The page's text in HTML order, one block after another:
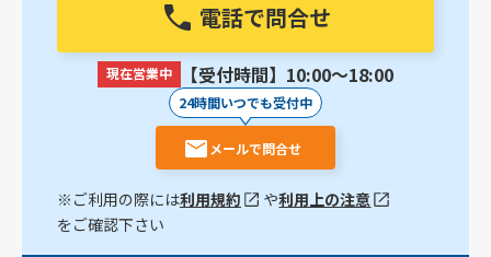
電話で問合せ
現在営業中 【受付時間】10:00〜18:00
24時間いつでも受付中
メールで問合せ
※ご利用の際には利用規約 や利用上の注意
をご確認下さい